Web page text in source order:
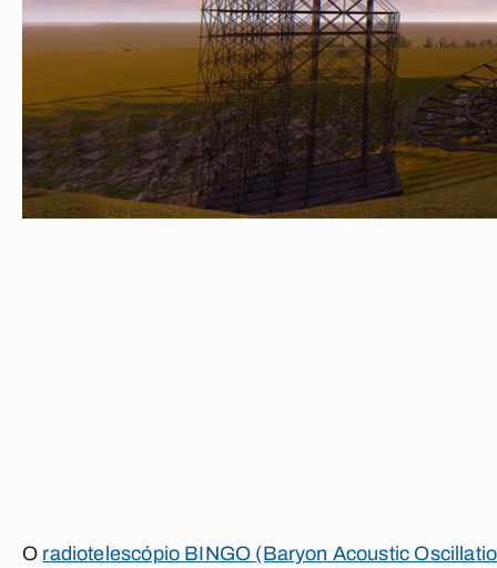
O radiotelescópio BINGO (Baryon Acoustic